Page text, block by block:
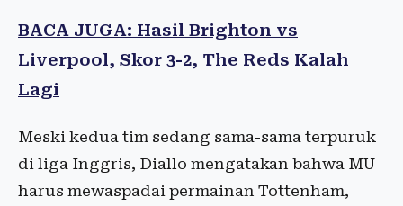
BACA JUGA: Hasil Brighton vs
Liverpool, Skor 3-2, The Reds Kalah
Lagi
Meski kedua tim sedang sama-sama terpuruk
di liga Inggris, Diallo mengatakan bahwa MU
harus mewaspadai permainan Tottenham,